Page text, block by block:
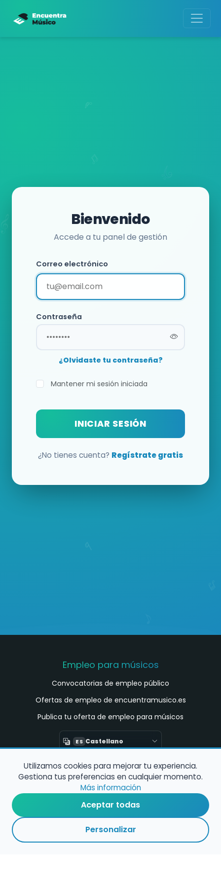
Bienvenido
Accede a tu panel de gestión
Correo electrónico
Contraseña
¿Olvidaste tu contraseña?
Mantener mi sesión iniciada
INICIAR SESIÓN
¿No tienes cuenta? Regístrate gratis
Empleo para músicos
Convocatorias de empleo público
Ofertas de empleo de encuentramusico.es
Publica tu oferta de empleo para músicos
ES Castellano
Encuentra Músico
Buscador de Músicos
Encuentra Pianista Acompañante
Asesoría para músicos y docentes
Utilizamos cookies para mejorar tu experiencia.
Gestiona tus preferencias en cualquier momento.
Más información
Aceptar todas
Personalizar